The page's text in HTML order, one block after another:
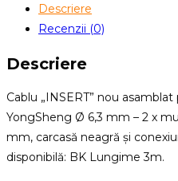
x
6.3mm
Proel
CHLP210LU3
Descriere
Recenzii (0)
Descriere
Cablu „INSERT” nou
YongSheng Ø 6,3 mm – 2 x
mm, carcasă neagră și
disponibilă: BK Lungime 3m.